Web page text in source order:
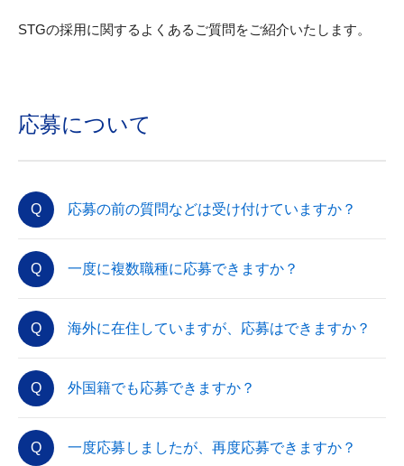
STGの採用に関するよくあるご質問をご紹介いたします。
応募について
応募の前の質問などは受け付けていますか？
一度に複数職種に応募できますか？
海外に在住していますが、応募はできますか？
外国籍でも応募できますか？
一度応募しましたが、再度応募できますか？